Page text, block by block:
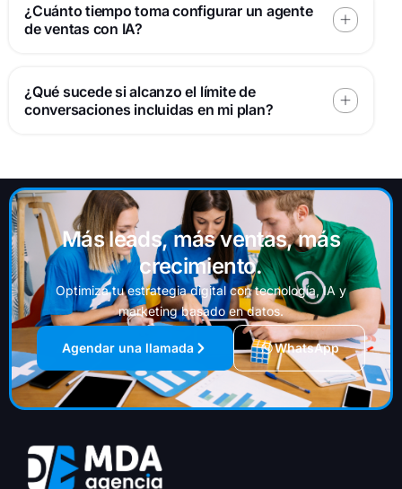
¿Cuánto tiempo toma configurar un agente
de ventas con IA?
¿Qué sucede si alcanzo el límite de
conversaciones incluidas en mi plan?
Más leads, más ventas, más
crecimiento.
Optimiza tu estrategia digital con tecnología, IA y
marketing basado en datos.
Agendar una llamada WhatsApp